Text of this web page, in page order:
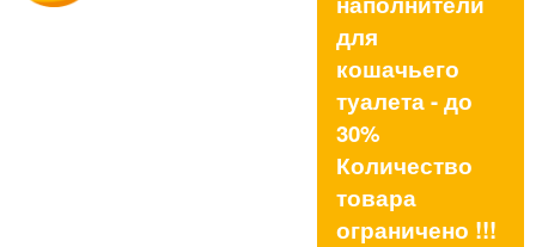
для
кошачьего
туалета - до
30%
Количество
товара
ограничено !!!